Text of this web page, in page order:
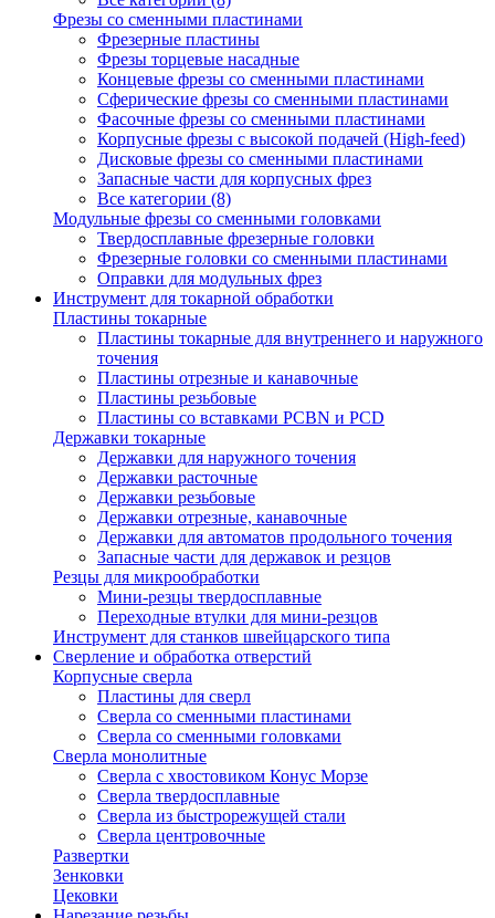
Фрезы со сменными пластинами
Фрезерные пластины
Фрезы торцевые насадные
Концевые фрезы со сменными пластинами
Сферические фрезы со сменными пластинами
Фасочные фрезы со сменными пластинами
Корпусные фрезы с высокой подачей (High-feed)
Дисковые фрезы со сменными пластинами
Запасные части для корпусных фрез
Все категории (8)
Модульные фрезы со сменными головками
Твердосплавные фрезерные головки
Фрезерные головки со сменными пластинами
Оправки для модульных фрез
Инструмент для токарной обработки
Пластины токарные
Пластины токарные для внутреннего и наружного
точения
Пластины отрезные и канавочные
Пластины резьбовые
Пластины со вставками PCBN и PCD
Державки токарные
Державки для наружного точения
Державки расточные
Державки резьбовые
Державки отрезные, канавочные
Державки для автоматов продольного точения
Запасные части для державок и резцов
Резцы для микрообработки
Мини-резцы твердосплавные
Переходные втулки для мини-резцов
Инструмент для станков швейцарского типа
Сверление и обработка отверстий
Корпусные сверла
Пластины для сверл
Сверла со сменными пластинами
Сверла со сменными головками
Сверла монолитные
Сверла с хвостовиком Конус Морзе
Сверла твердосплавные
Сверла из быстрорежущей стали
Сверла центровочные
Развертки
Зенковки
Цековки